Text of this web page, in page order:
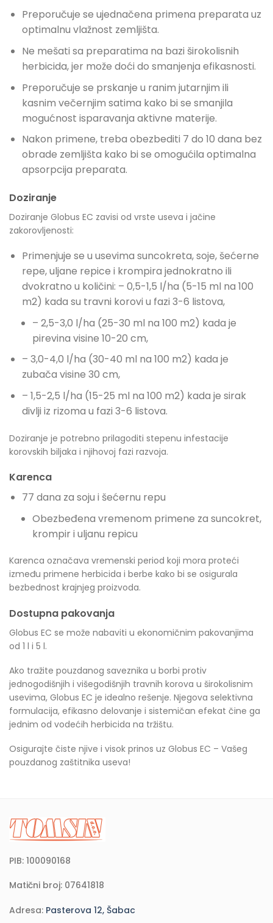
Preporučuje se ujednačena primena preparata uz
optimalnu vlažnost zemljišta.
Ne mešati sa preparatima na bazi širokolisnih
herbicida, jer može doći do smanjenja efikasnosti.
Preporučuje se prskanje u ranim jutarnjim ili
kasnim večernjim satima kako bi se smanjila
mogućnost isparavanja aktivne materije.
Nakon primene, treba obezbediti 7 do 10 dana bez
obrade zemljišta kako bi se omogućila optimalna
apsorpcija preparata.
Doziranje
Doziranje Globus EC zavisi od vrste useva i jačine
zakorovljenosti:
Primenjuje se u usevima suncokreta, soje, šećerne
repe, uljane repice i krompira jednokratno ili
dvokratno u količini: – 0,5-1,5 l/ha (5-15 ml na 100
m2) kada su travni korovi u fazi 3-6 listova,
– 2,5-3,0 l/ha (25-30 ml na 100 m2) kada je
pirevina visine 10-20 cm,
– 3,0-4,0 l/ha (30-40 ml na 100 m2) kada je
zubača visine 30 cm,
– 1,5-2,5 l/ha (15-25 ml na 100 m2) kada je sirak
divlji iz rizoma u fazi 3-6 listova.
Doziranje je potrebno prilagoditi stepenu infestacije
korovskih biljaka i njihovoj fazi razvoja.
Karenca
77 dana za soju i šećernu repu
Obezbeđena vremenom primene za suncokret,
krompir i uljanu repicu
Karenca označava vremenski period koji mora proteći
između primene herbicida i berbe kako bi se osigurala
bezbednost krajnjeg proizvoda.
Dostupna pakovanja
Globus EC se može nabaviti u ekonomičnim pakovanjima
od 1 l i 5 l.
Ako tražite pouzdanog saveznika u borbi protiv
jednogodišnjih i višegodišnjih travnih korova u širokolisnim
usevima, Globus EC je idealno rešenje. Njegova selektivna
formulacija, efikasno delovanje i sistemičan efekat čine ga
jednim od vodećih herbicida na tržištu.
Osigurajte čiste njive i visok prinos uz Globus EC – Vašeg
pouzdanog zaštitnika useva!
PIB: 100090168
Matični broj: 07641818
Adresa: Pasterova 12, Šabac